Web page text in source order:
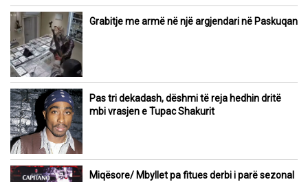
Grabitje me armë në një argjendari në Paskuqan
Pas tri dekadash, dëshmi të reja hedhin dritë
mbi vrasjen e Tupac Shakurit
Miqësore/ Mbyllet pa fitues derbi i parë sezonal